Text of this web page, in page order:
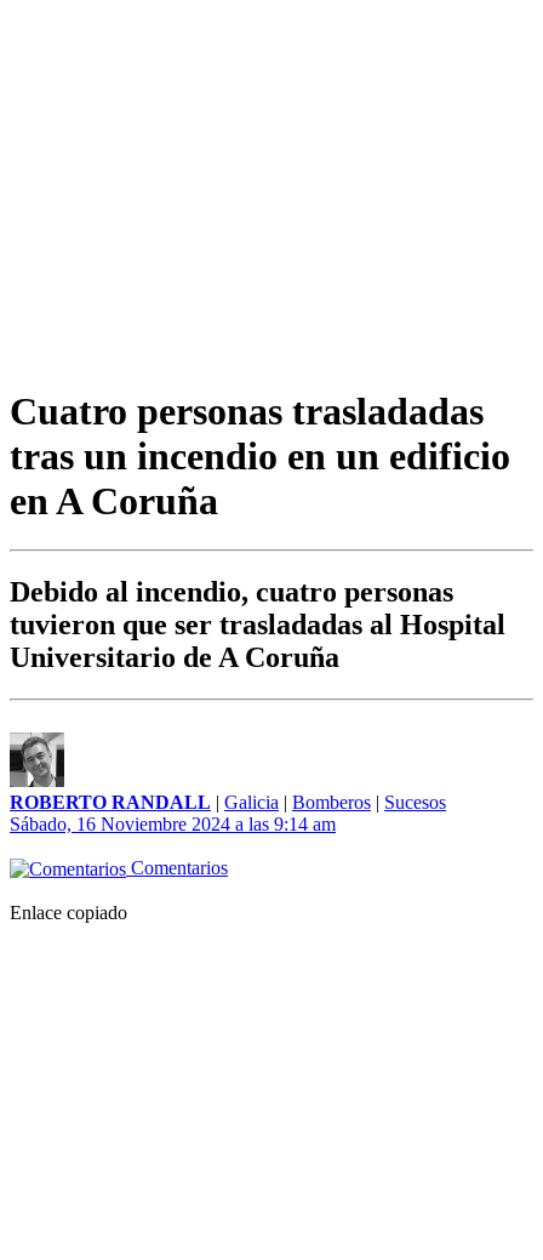
Cuatro personas trasladadas
tras un incendio en un edificio
en A Coruña
Debido al incendio, cuatro personas
tuvieron que ser trasladadas al Hospital
Universitario de A Coruña
ROBERTO RANDALL | Galicia | Bomberos | Sucesos
Sábado, 16 Noviembre 2024 a las 9:14 am
Comentarios
Enlace copiado